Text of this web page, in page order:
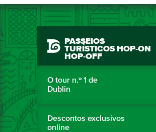
PASSEIOS
TURÍSTICOS HOP-ON
HOP-OFF
O tour n.º 1 de
Dublin
Descontos exclusivos
online